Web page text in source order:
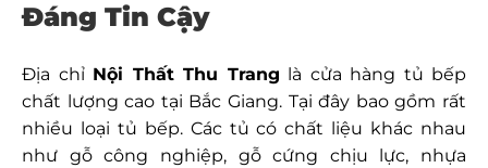
Đáng Tin Cậy
Địa chỉ Nội Thất Thu Trang là cửa hàng tủ bếp
chất lượng cao tại Bắc Giang. Tại đây bao gồm rất
nhiều loại tủ bếp. Các tủ có chất liệu khác nhau
như gỗ công nghiệp, gỗ cứng chịu lực, nhựa